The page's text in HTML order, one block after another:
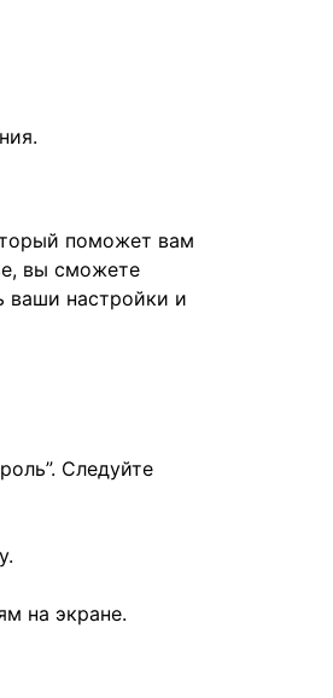
поможет вам
вы сможете
ваши настройки и
Следуйте
на экране.